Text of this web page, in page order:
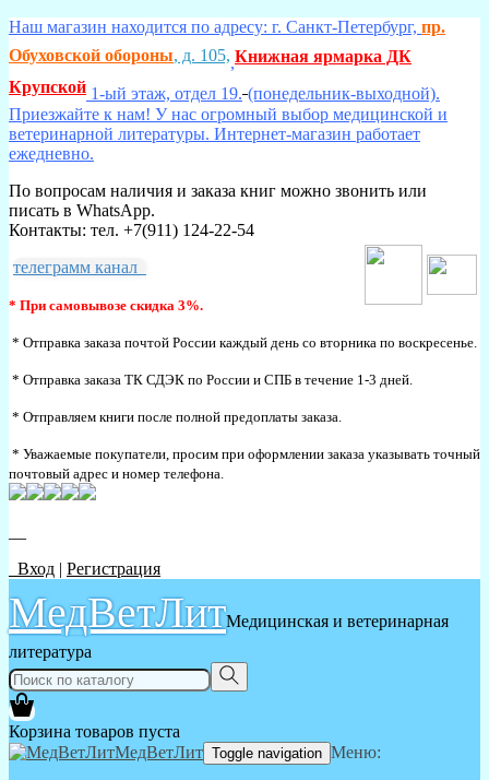
Наш магазин находится по адресу: г. Санкт-Петербург, пр.
Обуховской обороны, д. 105,,Книжная ярмарка ДК
Крупской 1-ый этаж, отдел 19. (понедельник-выходной).
Приезжайте к нам! У нас огромный выбор медицинской и
ветеринарной литературы. Интернет-магазин работает
ежедневно.
По вопросам наличия и заказа книг можно звонить или
писать в WhatsApp.
Контакты: тел. +7(911) 124-22-54
телеграмм канал
* При самовывозе скидка 3%.
* Отправка заказа почтой России каждый день со вторника по воскресенье.
* Отправка заказа ТК СДЭК по России и СПБ в течение 1-3 дней.
* Отправляем книги после полной предоплаты заказа.
* Уважаемые покупатели, просим при оформлении заказа указывать точный
почтовый адрес и номер телефона.
Вход | Регистрация
МедВетЛитМедицинская и ветеринарная
литература
Корзина товаров пуста
МедВетЛит Toggle navigation Меню: